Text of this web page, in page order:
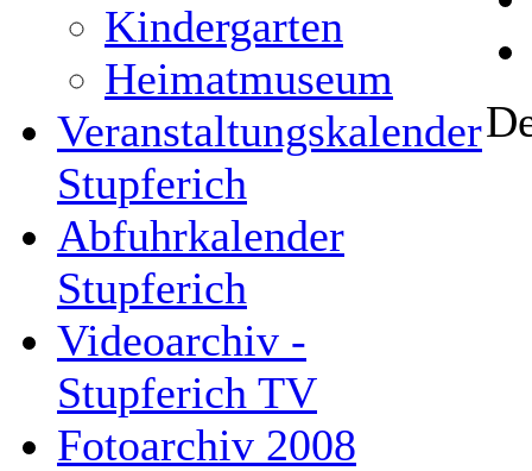
Kindergarten
Heimatmuseum
Veranstaltungskalender
Stupferich
Abfuhrkalender
Stupferich
Videoarchiv -
Stupferich TV
Fotoarchiv 2008